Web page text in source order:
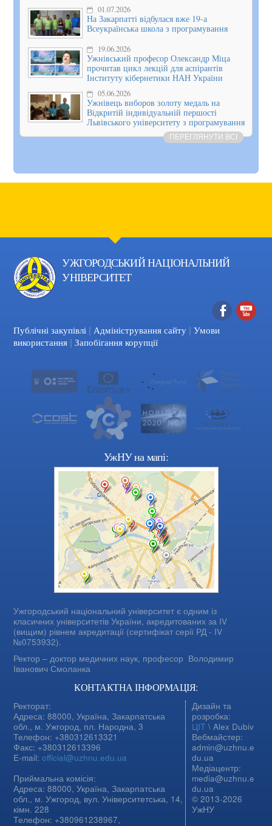
01.07.2026
На Закарпатті відбулася вже 19-а
Всеукраїнська школа з програмування
19.06.2026
Ужнівський професор Олександр Міца
прочитав цикл лекцій для аспірантів
Інституту кібернетики НАН України
05.06.2026
Ужнівець виборов золоту медаль на
Відкритій індивідуальній першості
Львівського університету з програмування
ПЕРЕГЛЯНУТИ ВСІ
УЖГОРОДСЬКИЙ НАЦІОНАЛЬНИЙ
УНІВЕРСИТЕТ
Facebook
Публічні закупівлі | Адміністрування сайту | Умови
використання | Запобігання корупції
УжНУ на мапі:
Ужгородський національний університет є одним із
класичних університетів України, акредитованих за IV
(вищим) рівнем акредитації (сертифікат серії РД - IV
№0753932).
Ректор – доктор медичних наук, професор Володимир
Іванович Смоланка
КОНТАКТНА ІНФОРМАЦІЯ:
Ректорат:
Адреса: 88000, Україна, Закарпатська
обл., м. Ужгород, пл. Народна, 3
Телефон: +380312613321
Факс: +380312613396
E-mail:official@uzhnu.edu.ua
Приймальна комісія:
Адреса: 88000, Україна, Закарпатська
обл., м. Ужгород, вул. Університетська, 14,
кімн. 228
Телефон: +380961238967,
Дизайн та
розробка:
ЦІТ \ Alex Dubiv
Вебмайстер:
admin@uzhnu.e
du.ua
Медіацентр:
media@uzhnu.e
du.ua
© 2013-2026
УжНУ